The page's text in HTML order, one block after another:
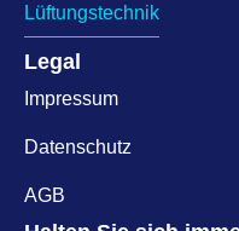
Lüftungstechnik
Legal
Impressum
Datenschutz
AGB